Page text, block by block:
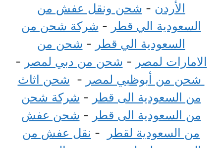
الأردن - شحن ونقل عفش من
السعودية الي قطر - شركة شحن من
السعودية الي قطر - شحن من
الامارات لمصر - شحن من دبي لمصر -
شحن من أبوظبي لمصر - شحن اثاث
من السعودية الى قطر - شركة شحن
من السعودية الى قطر - شحن عفش
من السعودية لقطر
- نقل عفش من